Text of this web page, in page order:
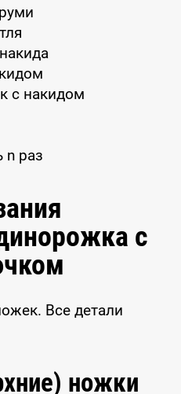
с накидом
n раз
с
Все детали
ножки